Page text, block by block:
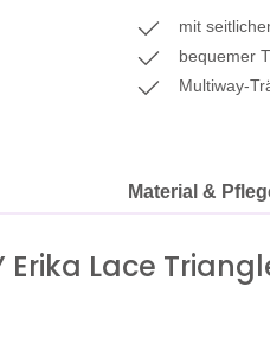
mit
bequemer
Multiway-
Material &
Erika Lace